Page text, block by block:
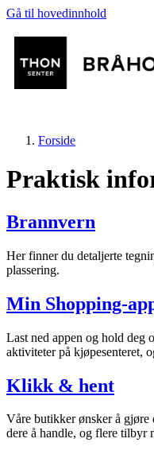
Gå til hovedinnhold
Mat og drikke
Aktiviteter
Tilbud
Merker
Inspirasjon
Søk
Forside
Praktisk
Brannvern
Her finner du detaljerte
plassering.
Min Shopping-
Last ned appen og hold deg
aktiviteter på kjøpesenteret,
Klikk & hent
Våre butikker ønsker å
dere å handle, og flere